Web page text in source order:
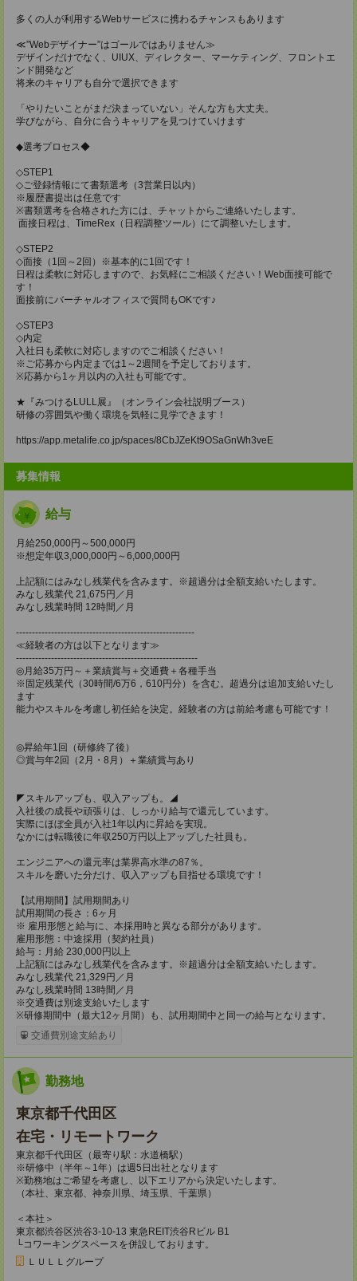
多くの人が利用するWebサービスに携わるチャンスもあります
≪”Webデザイナー”はゴールではありません≫
デザインだけでなく、UIUX、ディレクター、マーケティング、フロントエ
ンド開発など
将来のキャリアも自分で選択できます
「やりたいことがまだ決まっていない」そんな方も大丈夫。
学びながら、自分に合うキャリアを見つけていけます
◆選考プロセス◆
◇STEP1
◇ご登録情報にて書類選考（3営業日以内）
※履歴書提出は任意です
※書類選考を合格された方には、チャットからご連絡いたします。
面接日程は、TimeRex（日程調整ツール）にて調整いたします。
◇STEP2
◇面接（1回～2回）※基本的に1回です！
日程は柔軟に対応しますので、お気軽にご相談ください！Web面接可能で
す！
面接前にバーチャルオフィスで質問もOKです♪
◇STEP3
◇内定
入社日も柔軟に対応しますのでご相談ください！
※ご応募から内定までは1～2週間を予定しております。
※応募から1ヶ月以内の入社も可能です。
★『みつけるLULL展』（オンライン会社説明ブース）
研修の雰囲気や働く環境を気軽に見学できます！
https://app.metalife.co.jp/spaces/8CbJZeKt9OSaGnWh3veE
募集情報
給与
月給250,000円～500,000円
※想定年収3,000,000円～6,000,000円
上記額にはみなし残業代を含みます。※超過分は全額支給いたします。
みなし残業代 21,675円／月
みなし残業時間 12時間／月
--------------------------------------------------------
≪経験者の方は以下となります≫
---------------------------------------------------------
◎月給35万円～＋業績賞与＋交通費＋各種手当
※固定残業代（30時間/6万6，610円分）を含む。超過分は追加支給いたし
ます
能力やスキルを考慮し初任給を決定。経験者の方は前給考慮も可能です！
◎昇給年1回（研修終了後）
◎賞与年2回（2月・8月）＋業績賞与あり
◤スキルアップも、収入アップも。◢
入社後の成長や頑張りは、しっかり給与で還元しています。
実際にほぼ全員が入社1年以内に昇給を実現。
なかには転職後に年収250万円以上アップした社員も。
エンジニアへの還元率は業界高水準の87％。
スキルを磨いた分だけ、収入アップも目指せる環境です！
【試用期間】試用期間あり
試用期間の長さ：6ヶ月
※ 雇用形態と給与に、本採用時と異なる部分があります。
雇用形態：中途採用（契約社員）
給与：月給 230,000円以上
上記額にはみなし残業代を含みます。※超過分は全額支給いたします。
みなし残業代 21,329円／月
みなし残業時間 13時間／月
※交通費は別途支給いたします
※研修期間中（最大12ヶ月間）も、試用期間中と同一の給与となります。
交通費別途支給あり
勤務地
東京都千代田区
在宅・リモートワーク
東京都千代田区（最寄り駅：水道橋駅）
※研修中（半年～1年）は週5日出社となります
※勤務地はご希望を考慮し、以下エリアから決定いたします。
（本社、東京都、神奈川県、埼玉県、千葉県）
＜本社＞
東京都渋谷区渋谷3-10-13 東急REIT渋谷Rビル B1
└コワーキングスペースを併設しております。
ＬＵＬＬグループ